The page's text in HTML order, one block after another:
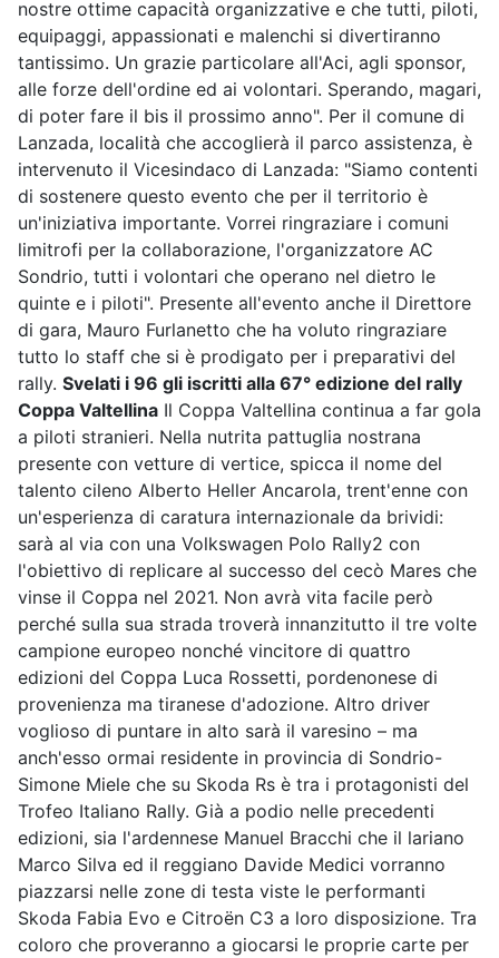
nostre ottime capacità organizzative e che tutti, piloti,
equipaggi, appassionati e malenchi si divertiranno
tantissimo. Un grazie particolare all'Aci, agli sponsor,
alle forze dell'ordine ed ai volontari. Sperando, magari,
di poter fare il bis il prossimo anno". Per il comune di
Lanzada, località che accoglierà il parco assistenza, è
intervenuto il Vicesindaco di Lanzada: "Siamo contenti
di sostenere questo evento che per il territorio è
un'iniziativa importante. Vorrei ringraziare i comuni
limitrofi per la collaborazione, l'organizzatore AC
Sondrio, tutti i volontari che operano nel dietro le
quinte e i piloti". Presente all'evento anche il Direttore
di gara, Mauro Furlanetto che ha voluto ringraziare
tutto lo staff che si è prodigato per i preparativi del
rally. Svelati i 96 gli iscritti alla 67° edizione del rally
Coppa Valtellina Il Coppa Valtellina continua a far gola
a piloti stranieri. Nella nutrita pattuglia nostrana
presente con vetture di vertice, spicca il nome del
talento cileno Alberto Heller Ancarola, trent'enne con
un'esperienza di caratura internazionale da brividi:
sarà al via con una Volkswagen Polo Rally2 con
l'obiettivo di replicare al successo del cecò Mares che
vinse il Coppa nel 2021. Non avrà vita facile però
perché sulla sua strada troverà innanzitutto il tre volte
campione europeo nonché vincitore di quattro
edizioni del Coppa Luca Rossetti, pordenonese di
provenienza ma tiranese d'adozione. Altro driver
voglioso di puntare in alto sarà il varesino – ma
anch'esso ormai residente in provincia di Sondrio-
Simone Miele che su Skoda Rs è tra i protagonisti del
Trofeo Italiano Rally. Già a podio nelle precedenti
edizioni, sia l'ardennese Manuel Bracchi che il lariano
Marco Silva ed il reggiano Davide Medici vorranno
piazzarsi nelle zone di testa viste le performanti
Skoda Fabia Evo e Citroën C3 a loro disposizione. Tra
coloro che proveranno a giocarsi le proprie carte per